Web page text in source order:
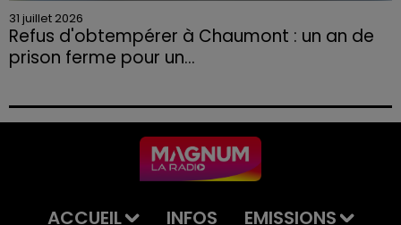
31 juillet 2026
Refus d'obtempérer à Chaumont : un an de
prison ferme pour un...
permis et la confiscation de son véhicule.
ACCUEIL INFOS
EMISSIONS